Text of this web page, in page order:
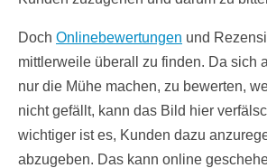
Doch Onlinebewertungen und
mittlerweile überall zu finden. Da sich
nur die Mühe machen, zu bewerten,
nicht gefällt, kann das Bild hier
wichtiger ist es, Kunden dazu
abzugeben. Das kann online